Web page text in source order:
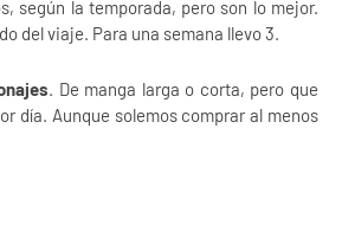
según la temporada, pero son lo mejor.
del viaje. Para una semana llevo 3.
. De manga larga o corta, pero que
día. Aunque solemos comprar al menos